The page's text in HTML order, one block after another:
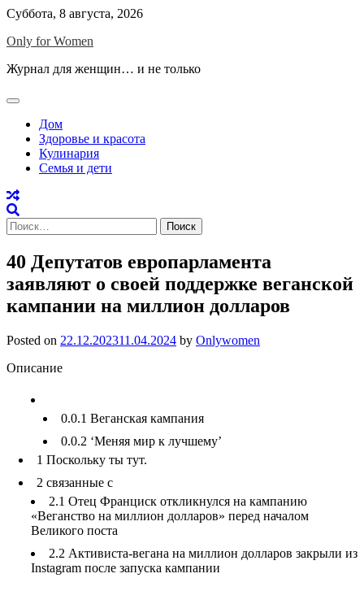
Skip
content
Суббота, 8 августа, 2026
Only for Women
Журнал для женщин… и не только
Дом
Здоровье и красота
Кулинария
Семья и дети
Найти:
40 Депутатов европарламента
заявляют о своей поддержке веганской
кампании на миллион долларов
Posted on 22.12.202311.04.2024 by Onlywomen
Описание
0.0.1 Веганская кампания
0.0.2 ‘Меняя мир к лучшему’
1 Поскольку ты тут.
2 связанные с
2.1 Отец Франциск откликнулся на кампанию
«Веганство на миллион долларов» перед началом
Великого поста
2.2 Активиста-вегана на миллион долларов закрыли из
Instagram после запуска кампании